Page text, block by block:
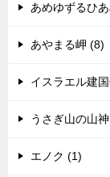
あめゆずるひ
あやまる岬 (8)
イスラエル建
うさぎ山の山
エノク (1)